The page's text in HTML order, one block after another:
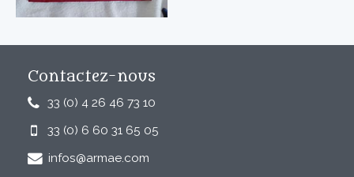
Contactez-nous
33 (0) 4 26 46 73 10
33 (0) 6 60 31 65 05
infos@armae.com